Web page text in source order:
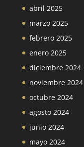
abril 2025
marzo 2025
febrero 2025
enero 2025
diciembre 2024
noviembre 2024
octubre 2024
agosto 2024
junio 2024
mayo 2024